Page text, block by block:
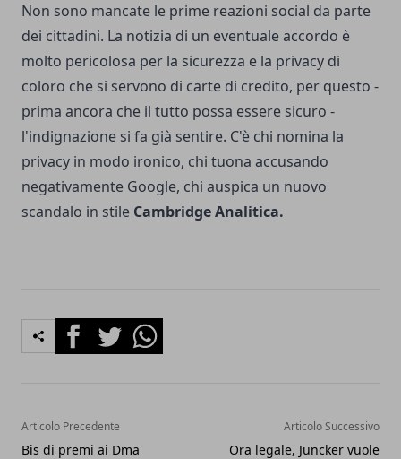
Non sono mancate le prime reazioni social da parte
dei cittadini. La notizia di un eventuale accordo è
molto pericolosa per la sicurezza e la privacy di
coloro che si servono di carte di credito, per questo -
prima ancora che il tutto possa essere sicuro -
l'indignazione si fa già sentire. C'è chi nomina la
privacy in modo ironico, chi tuona accusando
negativamente Google, chi auspica un nuovo
scandalo in stile Cambridge Analitica.
FacebookTwitterWhatsapp
Articolo Precedente
Bis di premi ai Dma
Articolo Successivo
Ora legale, Juncker vuole